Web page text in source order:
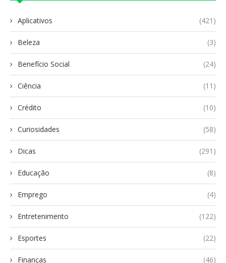
Aplicativos (421)
Beleza (3)
Benefício Social (24)
Ciência (11)
Crédito (10)
Curiosidades (58)
Dicas (291)
Educação (8)
Emprego (4)
Entretenimento (122)
Esportes (22)
Finanças (46)